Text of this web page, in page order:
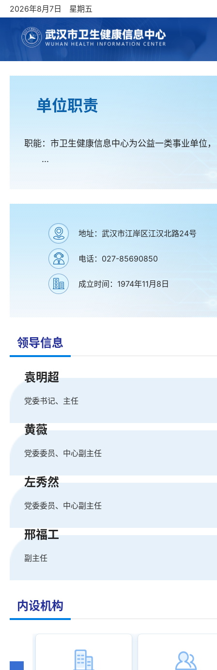
2026年8月7日 星期五
单位职责
职能：市卫生健康信息中心为公益一类事业单位
...
地址：武汉市江岸区江汉北路24号
电话：027-85690850
成立时间：1974年11月8日
领导信息
袁明超
党委书记、主任
黄薇
党委委员、中心副主任
左秀然
党委委员、中心副主任
邢福工
副主任
内设机构